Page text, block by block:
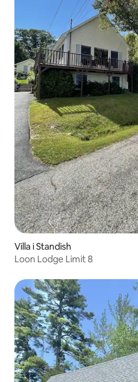
Villa i Standish
Loon Lodge Limit 8